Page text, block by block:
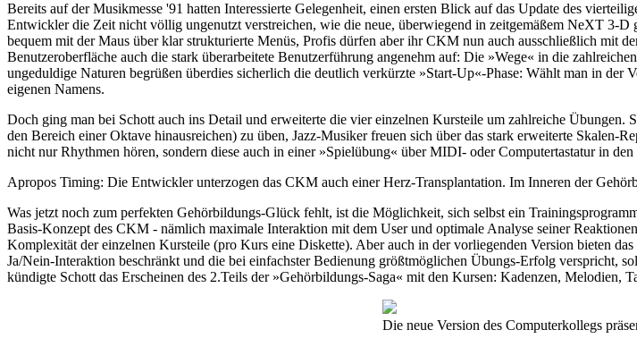
Bereits auf der Musikmesse '91 hatten Interessierte Gelegenheit, einen ersten Blick auf das Update des
Entwickler die Zeit nicht völlig ungenutzt verstreichen, wie die neue, überwiegend in zeitgemäßem NeXT 3-
bequem mit der Maus über klar strukturierte Menüs, Profis dürfen aber ihr CKM nun auch ausschließlich mit
Benutzeroberfläche auch die stark überarbeitete Benutzerführung angenehm auf: Die »Wege« in die
ungeduldige Naturen begrüßen überdies sicherlich die deutlich verkürzte »Start-Up«-Phase: Wählt man in
eigenen Namens.
Doch ging man bei Schott auch ins Detail und erweiterte die vier einzelnen Kursteile um zahlreiche
den Bereich einer Oktave hinausreichen) zu üben, Jazz-Musiker freuen sich über das stark erweiterte
nicht nur Rhythmen hören, sondern diese auch in einer »Spielübung« über MIDI- oder Computertastatur in
Apropos Timing: Die Entwickler unterzogen das CKM auch einer Herz-Transplantation. Im Inneren der
Was jetzt noch zum perfekten Gehörbildungs-Glück fehlt, ist die Möglichkeit, sich selbst ein
Basis-Konzept des CKM - nämlich maximale Interaktion mit dem User und optimale Analyse seiner
Komplexität der einzelnen Kursteile (pro Kurs eine Diskette). Aber auch in der vorliegenden Version bieten
Ja/Nein-Interaktion beschränkt und die bei einfachster Bedienung größtmöglichen Übungs-Erfolg verspricht,
kündigte Schott das Erscheinen des 2.Teils der »Gehörbildungs-Saga« mit den Kursen: Kadenzen, Melodien,
Die neue Version des Computerkollegs